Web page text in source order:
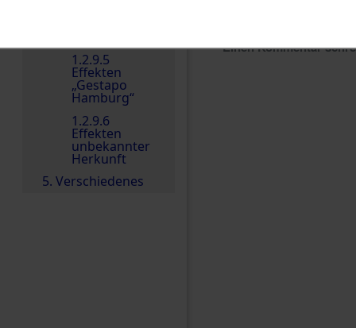
1.2.9.5
Effekten
„Gestapo
Hamburg“
1.2.9.6
Effekten
unbekannter
Herkunft
5. Verschiedenes
Einen Kommentar